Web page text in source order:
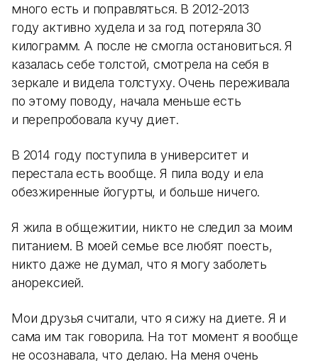
много есть и поправляться. В 2012-2013
году активно худела и за год потеряла 30
килограмм. А после не смогла остановиться. Я
казалась себе толстой, смотрела на себя в
зеркале и видела толстуху. Очень переживала
по этому поводу, начала меньше есть
и перепробовала кучу диет.
В 2014 году поступила в университет и
перестала есть вообще. Я пила воду и ела
обезжиренные йогурты, и больше ничего.
Я жила в общежитии, никто не следил за моим
питанием. В моей семье все любят поесть,
никто даже не думал, что я могу заболеть
анорексией.
Мои друзья считали, что я сижу на диете. Я и
сама им так говорила. На тот момент я вообще
не осознавала, что делаю. На меня очень